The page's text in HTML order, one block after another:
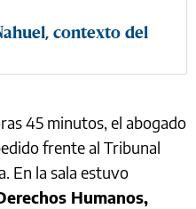
contexto del
45 minutos, el abogado
frente al Tribunal
En la sala estuvo
Humanos,